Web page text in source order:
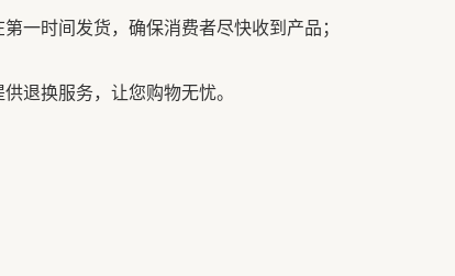
一时间发货，确保消费者尽快收到产品；
退换服务，让您购物无忧。